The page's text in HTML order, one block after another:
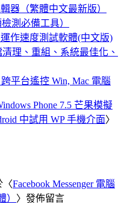
器（繁體中文最新版）
測必備工具）
運作速度測試軟體(中文版)
清理、重組、系統最佳化、
平台遙控 Win, Mac 電腦
Phone 7.5 芒果模擬
中試用 WP 手機介面〉
〈Facebook Messenger 電腦
） 〉發佈留言